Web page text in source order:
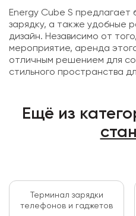
Energy Cube S
зарядку, а также удобные
дизайн. Независимо от
мероприятие, аренда
отличным решением для
стильного пространства
Ещё из
Терминал зарядки
телефонов и гаджетов